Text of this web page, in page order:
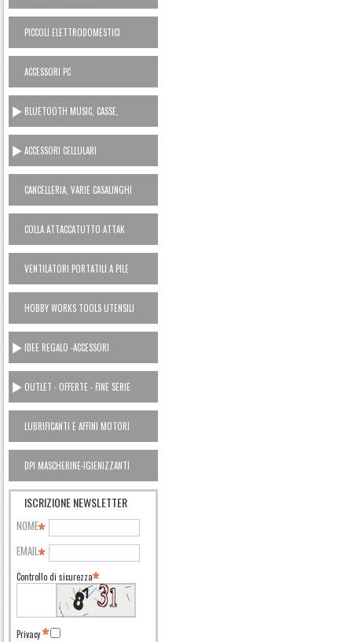
PICCOLI ELETTRODOMESTICI
AC230V
ACCESSORI PC
BLUETOOTH MUSIC, CASSE,
CUFFIE, MICROFONI, RADIO...
ACCESSORI CELLULARI
SMARTPHONES
CANCELLERIA, VARIE CASALINGHI
COLLA ATTACCATUTTO ATTAK
VENTILATORI PORTATILI A PILE
HOBBY WORKS TOOLS UTENSILI
CASA
IDEE REGALO -ACCESSORI
OUTLET - OFFERTE - FINE SERIE
LUBRIFICANTI E AFFINI MOTORI
AUTO OUTLET
DPI MASCHERINE-IGIENIZZANTI
ISCRIZIONE NEWSLETTER
NOME
EMAIL
Controllo di sicurezza
Privacy